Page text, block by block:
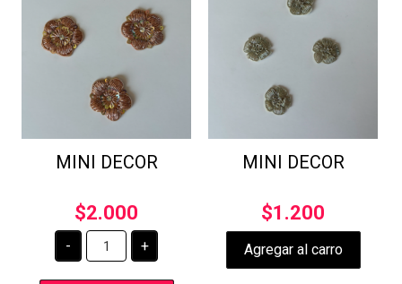
MINI DECOR
$2.000
-
MINI
DECOR
cantidad
+
MINI DECOR
$1.200
Agregar al carro